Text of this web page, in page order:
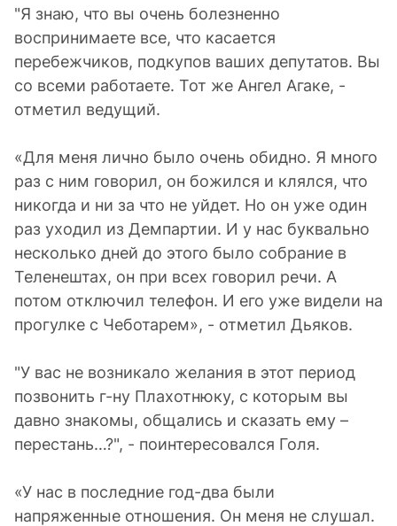
"Я знаю, что вы очень болезненно
воспринимаете все, что касается
перебежчиков, подкупов ваших депутатов. Вы
со всеми работаете. Тот же Ангел Агаке, -
отметил ведущий.
«Для меня лично было очень обидно. Я много
раз с ним говорил, он божился и клялся, что
никогда и ни за что не уйдет. Но он уже один
раз уходил из Демпартии. И у нас буквально
несколько дней до этого было собрание в
Теленештах, он при всех говорил речи. А
потом отключил телефон. И его уже видели на
прогулке с Чеботарем», - отметил Дьяков.
"У вас не возникало желания в этот период
позвонить г-ну Плахотнюку, с которым вы
давно знакомы, общались и сказать ему –
перестань…?", - поинтересовался Голя.
«У нас в последние год-два были
напряженные отношения. Он меня не слушал.